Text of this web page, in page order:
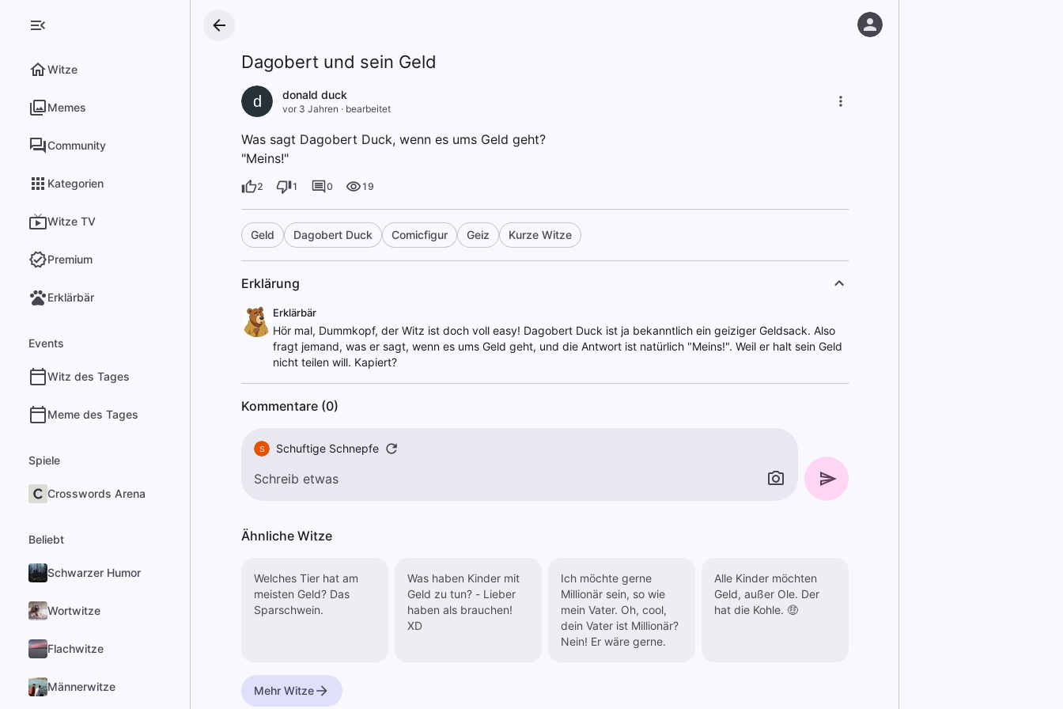
Witze
Memes
Community
Kategorien
Witze TV
Premium
Erklärbär
Events
Witz des Tages
Meme des Tages
Spiele
Crosswords Arena
Beliebt
Schwarzer Humor
Wortwitze
Flachwitze
Männerwitze
Dagobert und sein Geld
d donald duck
vor 3 Jahren · bearbeitet
Was sagt Dagobert Duck, wenn es ums Geld geht?
"Meins!"
2 1 0 19
Geld Dagobert Duck Comicfigur Geiz Kurze Witze
Erklärung
Erklärbär
Hör mal, Dummkopf, der Witz ist doch voll easy! Dagobert Duck ist ja bekanntlich ein geiziger Geldsack. Also
fragt jemand, was er sagt, wenn es ums Geld geht, und die Antwort ist natürlich "Meins!". Weil er halt sein Geld
nicht teilen will. Kapiert?
Kommentare (0)
S Schuftige Schnepfe
Ähnliche Witze
Welches Tier hat am
meisten Geld? Das
Sparschwein.
Was haben Kinder mit
Geld zu tun? - Lieber
haben als brauchen!
XD
Ich möchte gerne
Millionär sein, so wie
mein Vater. Oh, cool,
dein Vater ist Millionär?
Nein! Er wäre gerne.
Alle Kinder möchten
Geld, außer Ole. Der
hat die Kohle. 🤑
Mehr Witze